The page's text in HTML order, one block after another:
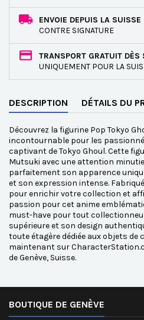
ENVOIE DEPUIS LA SUISSE
CONTRE SIGNATURE
TRANSPORT GRATUIT DÈS
UNIQUEMENT POUR LA
DESCRIPTION DÉTAILS DU
Découvrez la figurine Pop Tokyo
incontournable pour les
captivant de Tokyo Ghoul. Cette
Mutsuki avec une attention
parfaitement son apparence
et son expression intense.
pour enrichir votre collection et
passion pour cet anime
must-have pour tout
supérieure et son design
toute étagère dédiée aux objets de
maintenant sur
de Genève, Suisse.
BOUTIQUE DE GENÈVE